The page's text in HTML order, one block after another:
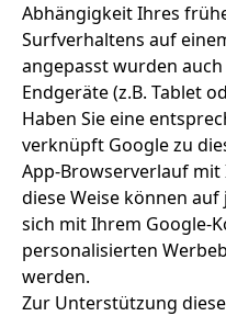
Abhängigkeit Ihres
Surfverhaltens auf
angepasst wurden
Endgeräte (z.B. Tablet
Haben Sie eine
verknüpft Google zu
App-Browserverlauf
diese Weise können
sich mit Ihrem Google-
personalisierten
werden.
Zur Unterstützung